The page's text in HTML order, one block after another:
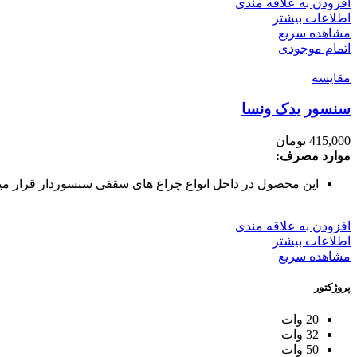
افزودن به علاقه مندی
اطلاعات بیشتر
مشاهده سریع
اتمام موجودی
مقایسه
سنسور یدک ونسا
415,000 تومان
موارد مصرف:
این محصول در داخل انواع چراغ های سقفی سنسوردار قرار
افزودن به علاقه مندی
اطلاعات بیشتر
مشاهده سریع
پروژکتور
20 وات
32 وات
50 وات